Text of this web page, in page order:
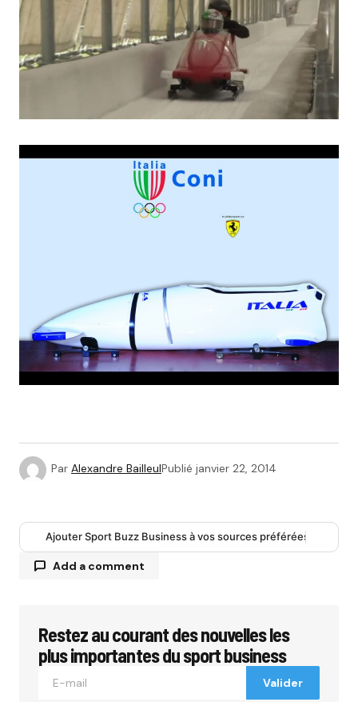
Par Alexandre BailleulPublié janvier 22, 2014
Ajouter Sport Buzz Business à vos sources préférées
Add a comment
Votre adresse e-mail ne sera pas publiée.Les
champs obligatoires sont indiqués avec*
Restez au courant des nouvelles les
plus importantes du sport business
Valider